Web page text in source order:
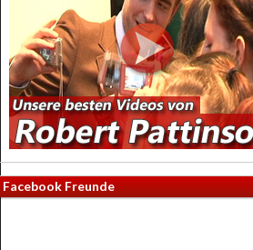
Facebook Freunde